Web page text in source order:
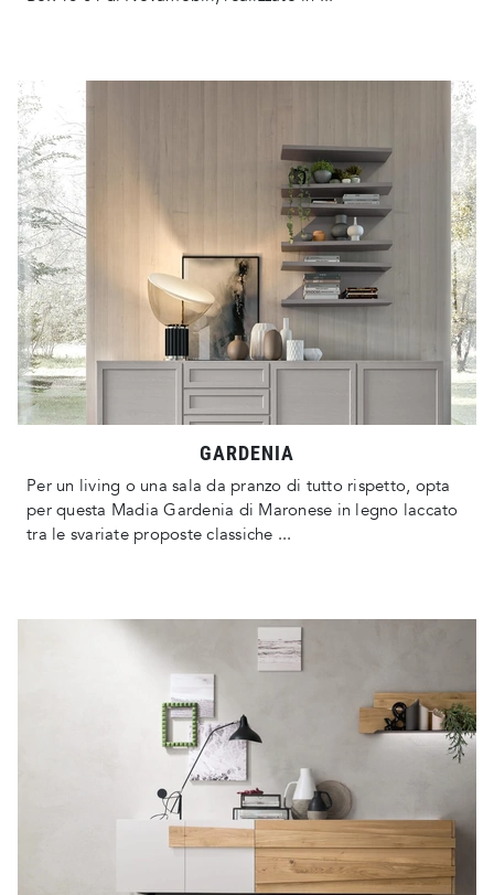
GARDENIA
Per un living o una sala da pranzo di tutto rispetto, opta
per questa Madia Gardenia di Maronese in legno laccato
tra le svariate proposte classiche ...